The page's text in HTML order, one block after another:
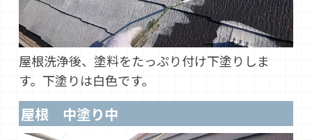
屋根洗浄後、塗料をたっぷり付け下塗りしま
す。下塗りは白色です。
屋根 中塗り中